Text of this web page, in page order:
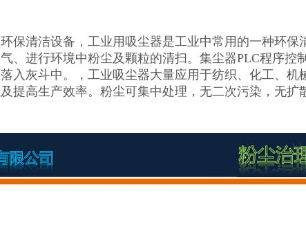
保清洁设备，工业用吸尘器是工业中常用的一种环保
、进行环境中粉尘及颗粒的清扫。集尘器PLC程序控
入灰斗中。，工业吸尘器大量应用于纺织、化工、机
提高生产效率。粉尘可集中处理，无二次污染，无扩